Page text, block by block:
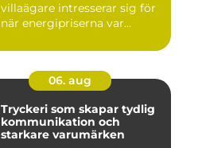
villaägare intresserar sig för
när energipriserna var...
06. aug
Tryckeri som skapar tydlig
kommunikation och
starkare varumärken